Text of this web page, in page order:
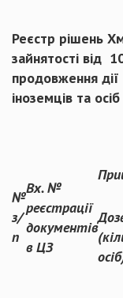
Реєстр рішень
зайнятості від
продовження дії
іноземців та
№
з/
п
Вх. №
реєстрації
документів
в ЦЗ